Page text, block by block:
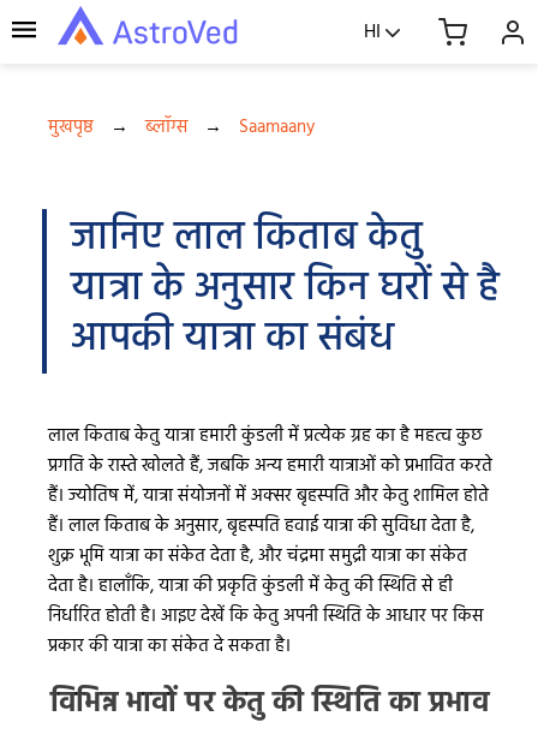
HI
मुखपृष्ठ → ब्लॉग्स → Saamaany
जानिए लाल किताब केतु
यात्रा के अनुसार किन घरों से है
आपकी यात्रा का संबंध
लाल किताब केतु यात्रा हमारी कुंडली में प्रत्येक ग्रह का है महत्व कुछ
प्रगति के रास्ते खोलते हैं, जबकि अन्य हमारी यात्राओं को प्रभावित करते
हैं। ज्योतिष में, यात्रा संयोजनों में अक्सर बृहस्पति और केतु शामिल होते
हैं। लाल किताब के अनुसार, बृहस्पति हवाई यात्रा की सुविधा देता है,
शुक्र भूमि यात्रा का संकेत देता है, और चंद्रमा समुद्री यात्रा का संकेत
देता है। हालाँकि, यात्रा की प्रकृति कुंडली में केतु की स्थिति से ही
निर्धारित होती है। आइए देखें कि केतु अपनी स्थिति के आधार पर किस
प्रकार की यात्रा का संकेत दे सकता है।
विभिन्न भावों पर केतु की स्थिति का प्रभाव